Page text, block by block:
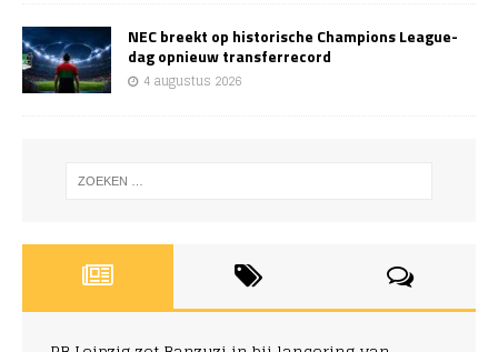
NEC breekt op historische Champions League-
dag opnieuw transferrecord
4 augustus 2026